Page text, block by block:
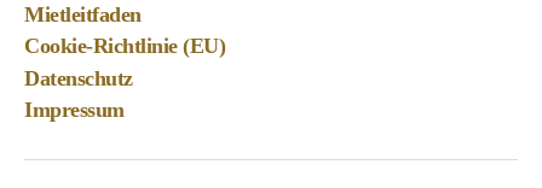
Mietleitfaden
Cookie-Richtlinie (EU)
Datenschutz
Impressum